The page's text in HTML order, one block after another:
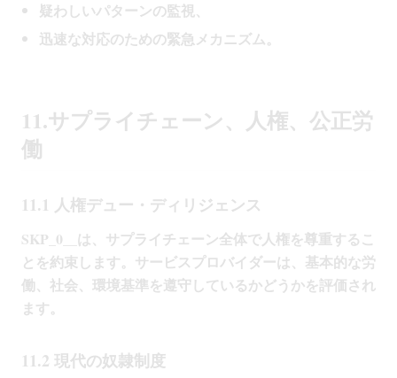
疑わしいパターンの監視、
迅速な対応のための緊急メカニズム。
11.サプライチェーン、人権、公正労
働
11.1 人権デュー・ディリジェンス
SKP_0__は、サプライチェーン全体で人権を尊重するこ
とを約束します。サービスプロバイダーは、基本的な労
働、社会、環境基準を遵守しているかどうかを評価され
ます。
11.2 現代の奴隷制度